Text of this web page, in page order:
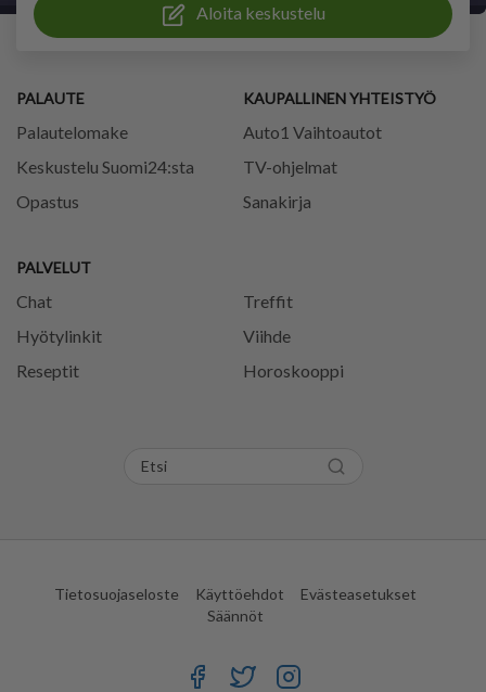
Aloita keskustelu
PALAUTE
Palautelomake
Keskustelu Suomi24:sta
Opastus
PALVELUT
Chat
Treffit
Hyötylinkit
Viihde
Reseptit
Horoskooppi
KAUPALLINEN YHTEISTYÖ
Auto1 Vaihtoautot
TV-ohjelmat
Sanakirja
Tietosuojaseloste Käyttöehdot
Evästeasetukset
Säännöt